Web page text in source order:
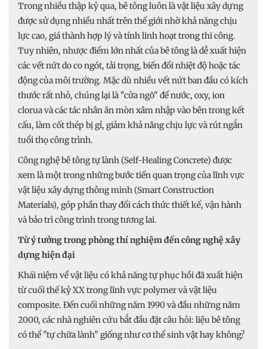
Trong nhiều thập kỷ qua, bê tông luôn là vật liệu xây dựng
được sử dụng nhiều nhất trên thế giới nhờ khả năng chịu
lực cao, giá thành hợp lý và tính linh hoạt trong thi công.
Tuy nhiên, nhược điểm lớn nhất của bê tông là dễ xuất hiện
các vết nứt do co ngót, tải trọng, biến đổi nhiệt độ hoặc tác
động của môi trường. Mặc dù nhiều vết nứt ban đầu có kích
thước rất nhỏ, chúng lại là "cửa ngõ" để nước, oxy, ion
clorua và các tác nhân ăn mòn xâm nhập vào bên trong kết
cấu, làm cốt thép bị gỉ, giảm khả năng chịu lực và rút ngắn
tuổi thọ công trình.
Công nghệ bê tông tự lành (Self-Healing Concrete) được
xem là một trong những bước tiến quan trọng của lĩnh vực
vật liệu xây dựng thông minh (Smart Construction
Materials), góp phần thay đổi cách thức thiết kế, vận hành
và bảo trì công trình trong tương lai.
Từ ý tưởng trong phòng thí nghiệm đến công nghệ xây
dựng hiện đại
Khái niệm về vật liệu có khả năng tự phục hồi đã xuất hiện
từ cuối thế kỷ XX trong lĩnh vực polymer và vật liệu
composite. Đến cuối những năm 1990 và đầu những năm
2000, các nhà nghiên cứu bắt đầu đặt câu hỏi: liệu bê tông
có thể "tự chữa lành" giống như cơ thể sinh vật hay không?